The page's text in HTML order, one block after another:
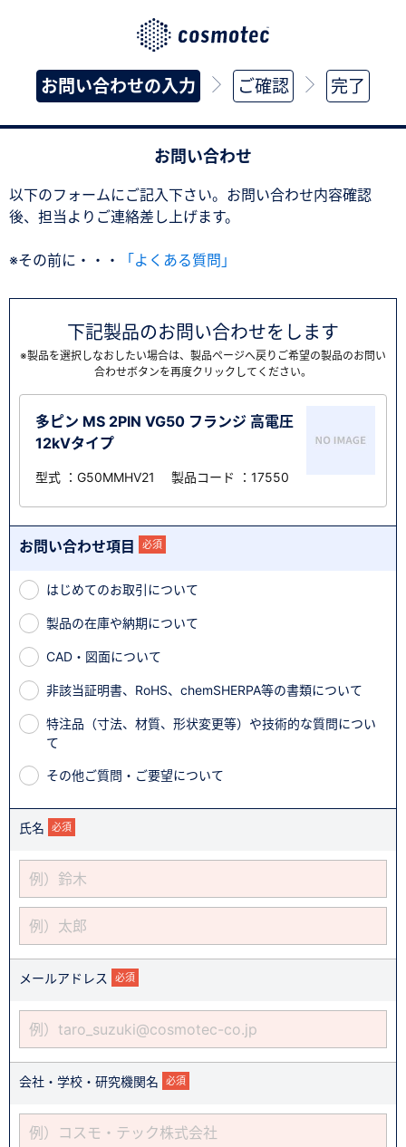
お問い合わせの入力 ご確認 完了
お問い合わせ
以下のフォームにご記入下さい。お問い合わせ内容確認
後、担当よりご連絡差し上げます。
※その前に・・・ 「よくある質問」
下記製品のお問い合わせをします
※製品を選択しなおしたい場合は、製品ページへ戻りご希望の製品のお問い
合わせボタンを再度クリックしてください。
多ピン MS 2PIN VG50 フランジ 高電圧
12kVタイプ
型式 ：G50MMHV21 製品コード ：17550
お問い合わせ項目 必須
はじめてのお取引について
製品の在庫や納期について
CAD・図面について
非該当証明書、RoHS、chemSHERPA等の書類について
特注品（寸法、材質、形状変更等）や技術的な質問につい
て
その他ご質問・ご要望について
氏名 必須
メールアドレス 必須
会社・学校・研究機関名 必須